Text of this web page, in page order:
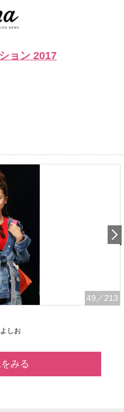
ョン 2017
49 ／213
しお
みる